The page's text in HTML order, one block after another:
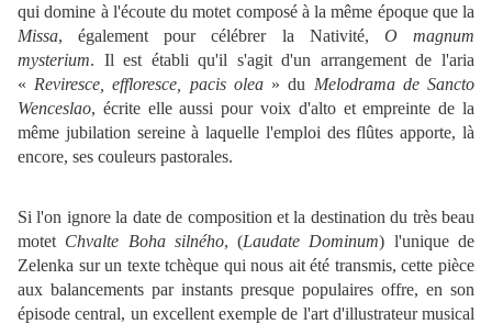
qui domine à l'écoute du motet composé à la même époque que la
Missa, également pour célébrer la Nativité, O magnum
mysterium. Il est établi qu'il s'agit d'un arrangement de l'aria
« Reviresce, effloresce, pacis olea» du Melodrama de Sancto
Wenceslao, écrite elle aussi pour voix d'alto et empreinte de la
même jubilation sereine à laquelle l'emploi des flûtes apporte, là
encore, ses couleurs pastorales.
Si l'on ignore la date de composition et la destination du très beau
motet Chvalte Boha silného, (Laudate Dominum) l'unique de
Zelenka sur un texte tchèque qui nous ait été transmis, cette pièce
aux balancements par instants presque populaires offre, en son
épisode central, un excellent exemple de l'art d'illustrateur musical